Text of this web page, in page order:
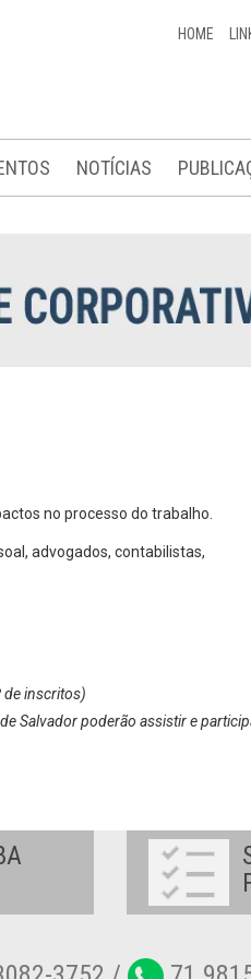
HOME
NOTÍCIAS
no processo do trabalho.
advogados, contabilistas,
de inscritos)
Salvador poderão assistir e